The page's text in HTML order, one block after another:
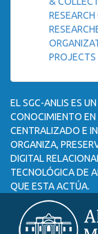
PROJECTS
EL SGC-ANLIS ES
CONOCIMIENTO EN
CENTRALIZADO E
ORGANIZA,
DIGITAL
TECNOLÓGICA DE
QUE ESTA ACTÚA.